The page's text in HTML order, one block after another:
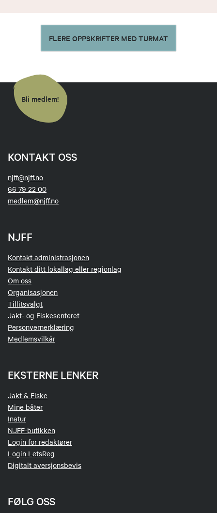
FLERE OPPSKRIFTER MED TURMAT
Bli medlem!
KONTAKT OSS
njff@njff.no
66 79 22 00
medlem@njff.no
NJFF
Kontakt administrasjonen
Kontakt ditt lokallag eller regionlag
Om oss
Organisasjonen
Tillitsvalgt
Jakt- og Fiskesenteret
Personvernerklæring
Medlemsvilkår
EKSTERNE LENKER
Jakt & Fiske
Mine båter
Inatur
NJFF-butikken
Login for redaktører
Login LetsReg
Digitalt aversjonsbevis
FØLG OSS